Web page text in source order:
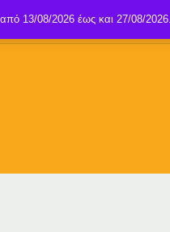
SIGN
από 13/08/2026 έως και 27/08/2026.